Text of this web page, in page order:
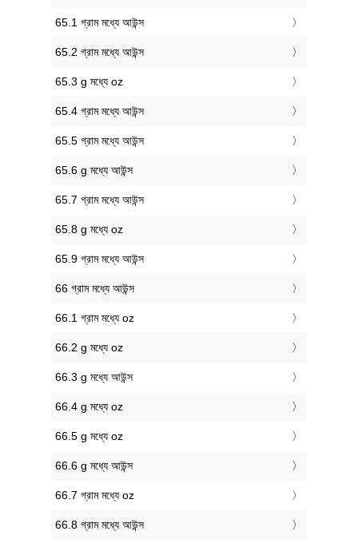
65.1 গ্রাম মধ্যে আউন্স
65.2 গ্রাম মধ্যে আউন্স
65.3 g মধ্যে oz
65.4 গ্রাম মধ্যে আউন্স
65.5 গ্রাম মধ্যে আউন্স
65.6 g মধ্যে আউন্স
65.7 গ্রাম মধ্যে আউন্স
65.8 g মধ্যে oz
65.9 গ্রাম মধ্যে আউন্স
66 গ্রাম মধ্যে আউন্স
66.1 গ্রাম মধ্যে oz
66.2 g মধ্যে oz
66.3 g মধ্যে আউন্স
66.4 g মধ্যে oz
66.5 g মধ্যে oz
66.6 g মধ্যে আউন্স
66.7 গ্রাম মধ্যে oz
66.8 গ্রাম মধ্যে আউন্স